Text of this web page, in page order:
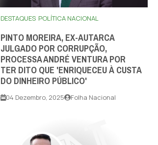
DESTAQUES POLÍTICA NACIONAL
PINTO MOREIRA, EX-AUTARCA
JULGADO POR CORRUPÇÃO,
PROCESSA ANDRÉ VENTURA POR
TER DITO QUE 'ENRIQUECEU À CUSTA
DO DINHEIRO PÚBLICO'
04 Dezembro, 2025 Folha Nacional